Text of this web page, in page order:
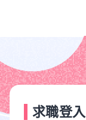
求職登入